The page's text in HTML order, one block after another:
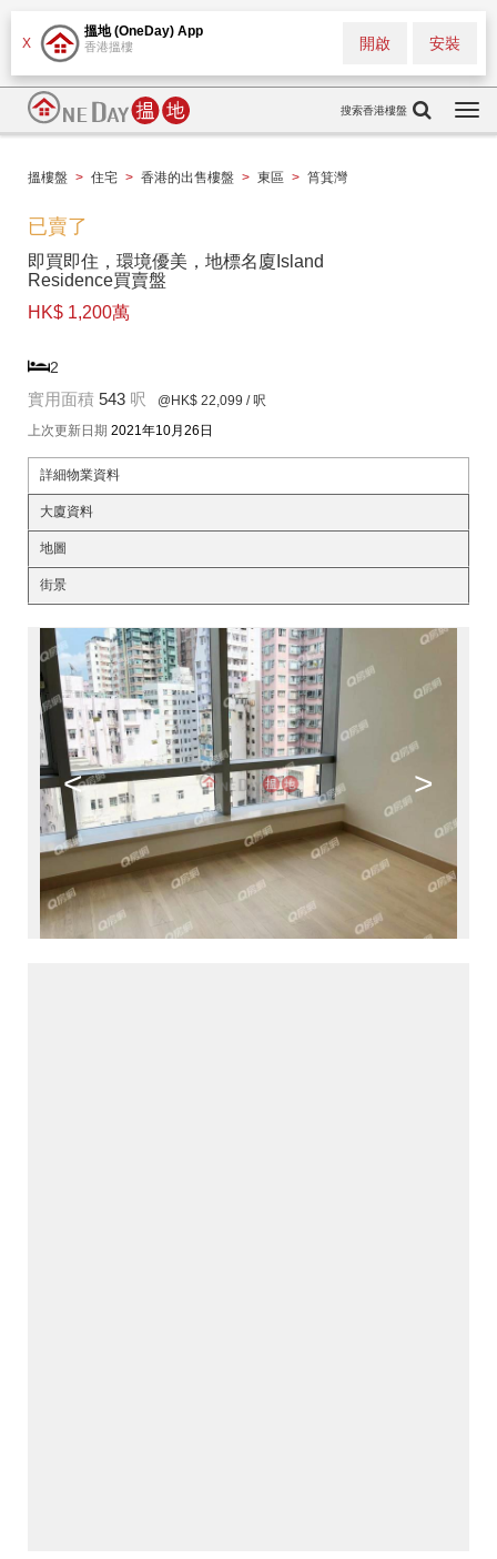
X
搵地 (OneDay) App
香港搵樓 安裝
開啟
搜索香港樓盤
搵樓盤 > 住宅 > 香港的出售樓盤 > 東區 > 筲箕灣
已賣了
即買即住，環境優美，地標名廈Island
Residence買賣盤
HK$ 1,200萬
2
實用面積 543 呎 @HK$ 22,099 / 呎
上次更新日期 2021年10月26日
詳細物業資料
大廈資料
地圖
街景
< >